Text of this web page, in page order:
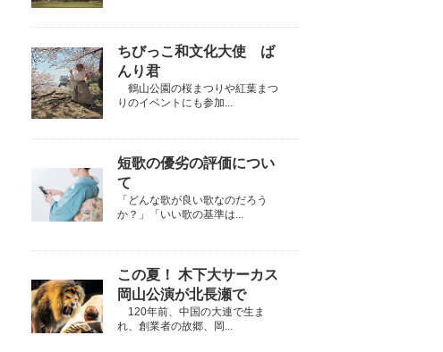
ちびっこ和文化大使 ば
んり君
鶴山公園の桜まつりや紅葉まつ
りのイベントにも参加...
短歌の優劣の評価につい
て
「どんな歌が良い歌なのだろう
か？」「いい歌の基準は...
この夏！ 木下大サーカス
岡山公演が北長瀬で
120年前、中国の大連で生ま
れ、創業者の故郷、岡...